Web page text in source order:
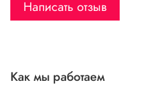
Написать отзыв
Как мы работаем